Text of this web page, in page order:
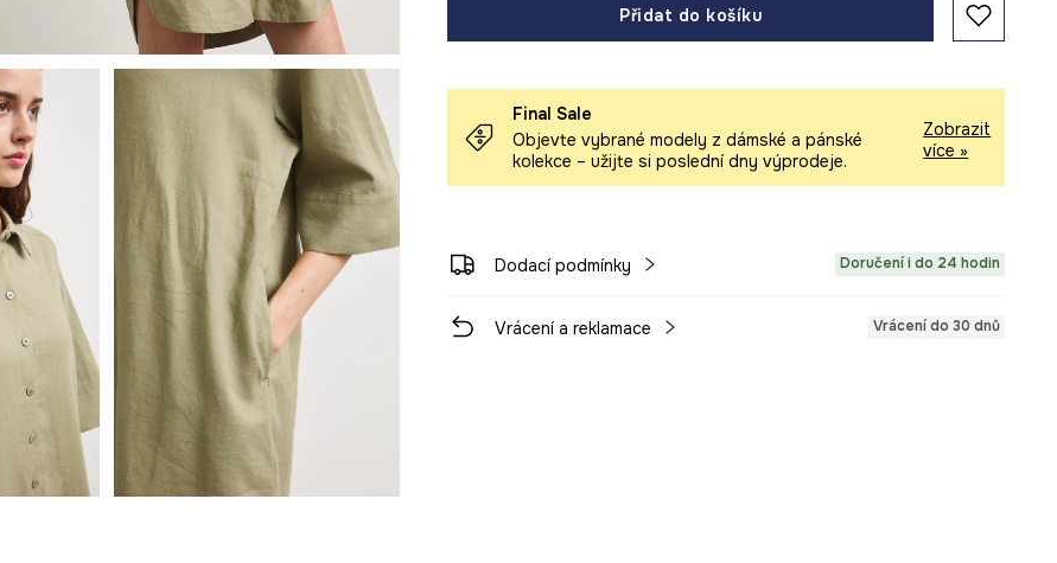
Přidat do košíku
Final Sale
Objevte vybrané modely z dámské a pánské
kolekce – užijte si poslední dny výprodeje.
Zobrazit
více »
Dodací podmínky Doručení i do 24 hodin
Vrácení a reklamace Vrácení do 30 dnů